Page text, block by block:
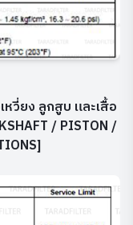
วี่ยง ลูกสูบ และเสื้อ
/ PISTON /